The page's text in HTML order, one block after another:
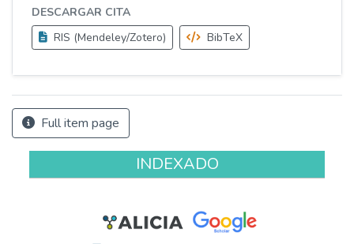
DESCARGAR CITA
RIS (Mendeley/Zotero)
BibTeX
Full item page
INDEXADO